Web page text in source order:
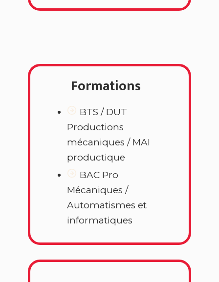
Formations
BTS / DUT
Productions
mécaniques / MAI
productique
BAC Pro
Mécaniques /
Automatismes et
informatiques